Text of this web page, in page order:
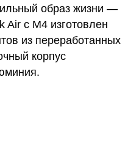
образ жизни —
Air с M4 изготовлен
из переработанных
корпус